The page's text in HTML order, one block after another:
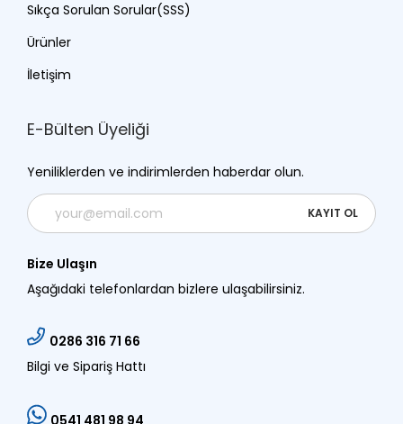
Sıkça Sorulan Sorular(SSS)
Ürünler
İletişim
E-Bülten Üyeliği
Yeniliklerden ve indirimlerden haberdar olun.
Bize Ulaşın
Aşağıdaki telefonlardan bizlere ulaşabilirsiniz.
0286 316 71 66
Bilgi ve Sipariş Hattı